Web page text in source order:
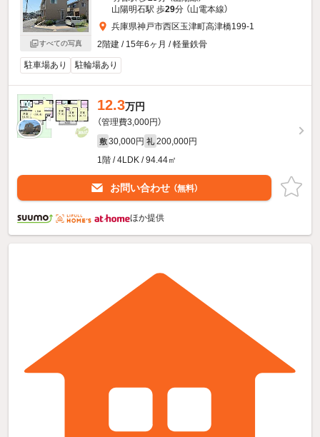
すべての写真
山陽明石駅 歩29分 （山電本線）
兵庫県神戸市西区玉津町高津橋199-1
2階建 / 15年6ヶ月 / 軽量鉄骨
駐車場あり 駐輪場あり
12.3万円
（管理費3,000円）
敷 30,000円 礼 200,000円
1階 / 4LDK / 94.44㎡
お問い合わせ （無料）
ほか提供